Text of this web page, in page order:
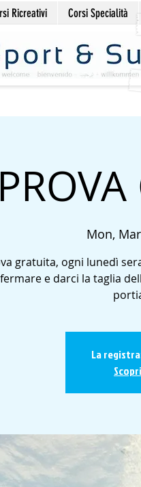
Ricreativi Corsi Specialità
Mon,
gratuita, ogni lunedì
e darci la taglia
La